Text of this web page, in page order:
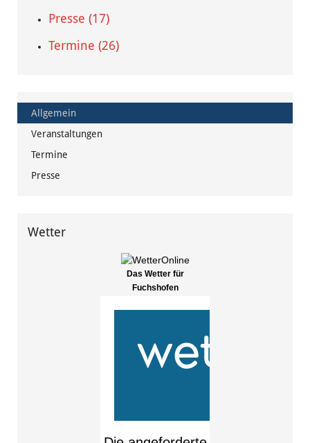
Presse (17)
Termine (26)
Allgemein
Veranstaltungen
Termine
Presse
Wetter
Das Wetter für
Fuchshofen